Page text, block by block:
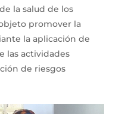
la salud de los
promover la
la aplicación de
las actividades
de riesgos